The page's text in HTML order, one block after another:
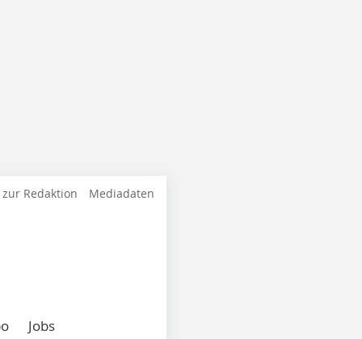
Redaktion Mediadaten
Jobs